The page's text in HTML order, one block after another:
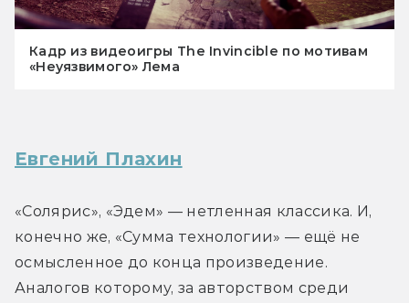
Кадр из видеоигры The Invincible по мотивам
«Неуязвимого» Лема
Евгений Плахин
«Солярис», «Эдем» — нетленная классика. И,
конечно же, «Сумма технологии» — ещё не
осмысленное до конца произведение.
Аналогов которому, за авторством среди